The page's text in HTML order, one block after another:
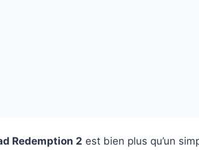
Redemption 2 est bien plus qu’un